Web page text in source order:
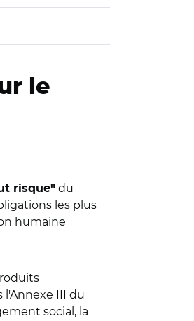
le
risque" du
les plus
humaine
l'Annexe III du
social, la